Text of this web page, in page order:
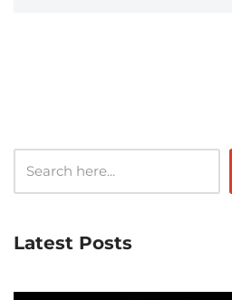
Latest Posts